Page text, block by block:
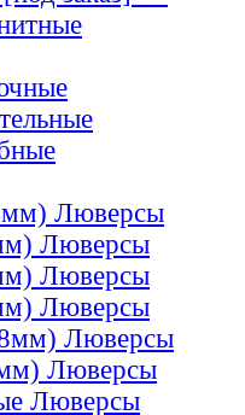
Люверсы
Люверсы
Люверсы
Люверсы
Люверсы
Люверсы
Люверсы